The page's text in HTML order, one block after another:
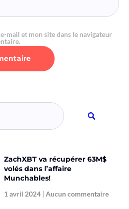
mail et mon site dans le navigateur
ZachXBT va récupérer 63M$
volés dans l’affaire
Munchables!
1 avril 2024 Aucun commentaire